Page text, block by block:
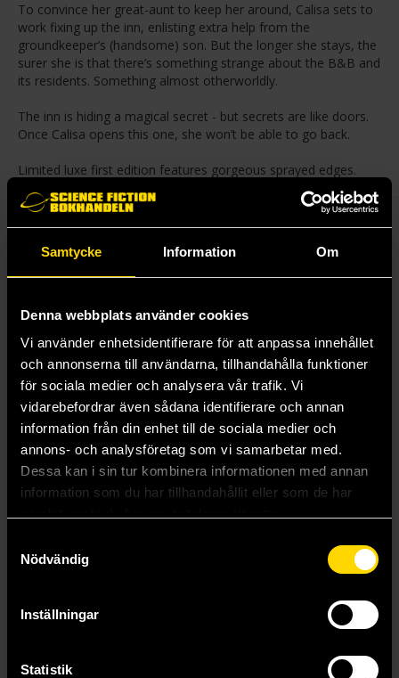
Samtycke Information Om
Denna webbplats använder cookies
Vi använder enhetsidentifierare för att anpassa innehållet
och annonserna till användarna, tillhandahålla funktioner
för sociala medier och analysera vår trafik. Vi
vidarebefordrar även sådana identifierare och annan
information från din enhet till de sociala medier och
annons- och analysföretag som vi samarbetar med.
Dessa kan i sin tur kombinera informationen med annan
information som du har tillhandahållit eller som de har
Nödvändig
Inställningar
Statistik
To convince her great-aunt to keep her around, Calisa sets to
work fixing up the inn, enlisting extra help from the
groundkeeper’s (handsome) son. But the longer she stays, the
surer she is that there’s something strange about the B&B and
its residents. Something almost otherworldly.
The inn is hiding a magical secret - but secrets are like doors.
Once Calisa opens this one, she won’t be able to go back.
Limited luxe first edition features gorgeous sprayed edges.
Andra utgåvor av titeln
Pocket (2026)
Mer från Sarah Beth Durst